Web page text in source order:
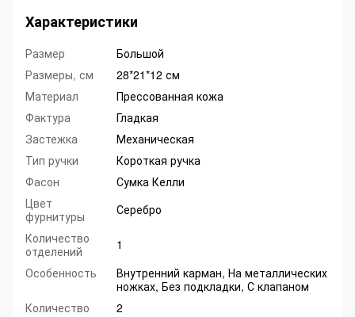
Характеристики
Размер
Большой
Размеры, см
28*21*12 см
Материал
Прессованная кожа
Фактура
Гладкая
Застежка
Механическая
Тип ручки
Короткая ручка
Фасон
Сумка Келли
Цвет
фурнитуры
Серебро
Количество
отделений
1
Особенность
Внутренний карман, На металлических
ножках, Без подкладки, С клапаном
Количество
2